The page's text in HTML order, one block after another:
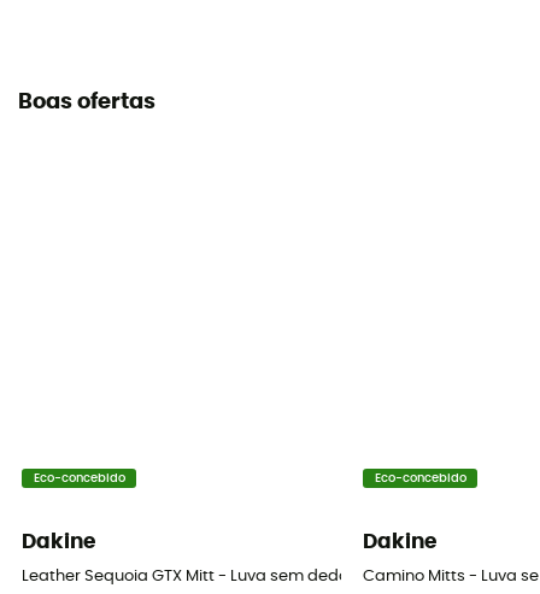
Boas ofertas
Eco-concebido
Dakine
Leather Sequoia GTX Mitt - Luva sem dedos esqui mulher
Eco-concebido
Dakine
Camino Mitts - Luva